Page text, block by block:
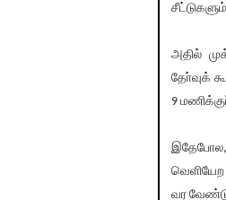
அதில்
தோ்வுக்
9
இதேபோல,
வெளியேற
வர